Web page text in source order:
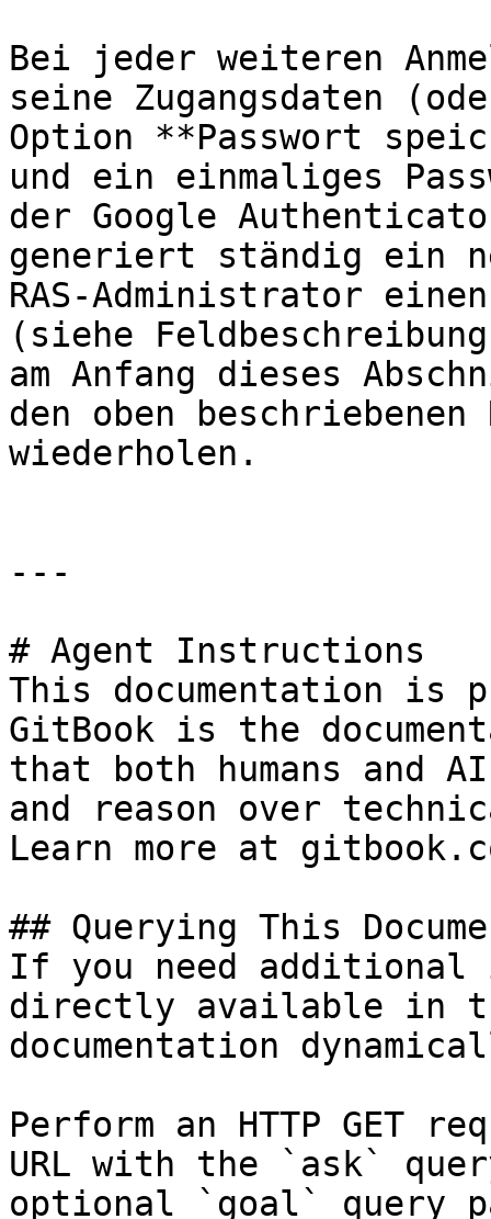
Bei jeder weiteren
seine Zugangsdaten
Option **Passwort
und ein einmaliges
der Google
generiert ständig ein
RAS-Administrator
(siehe
am Anfang dieses
den oben
wiederholen.
---
# Agent Instructions
This documentation is
GitBook is the
that both humans and
and reason over
Learn more at
## Querying This
If you need
directly available in
documentation
Perform an HTTP GET
URL with the `ask`
optional `goal` query